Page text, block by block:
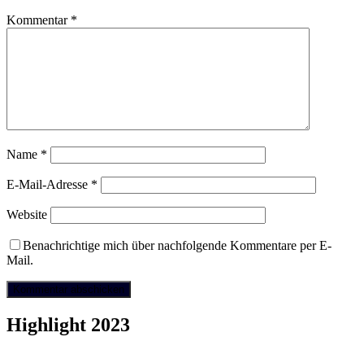
Kommentar *
Name *
E-Mail-Adresse *
Website
Benachrichtige mich über nachfolgende Kommentare per E-
Mail.
Highlight 2023